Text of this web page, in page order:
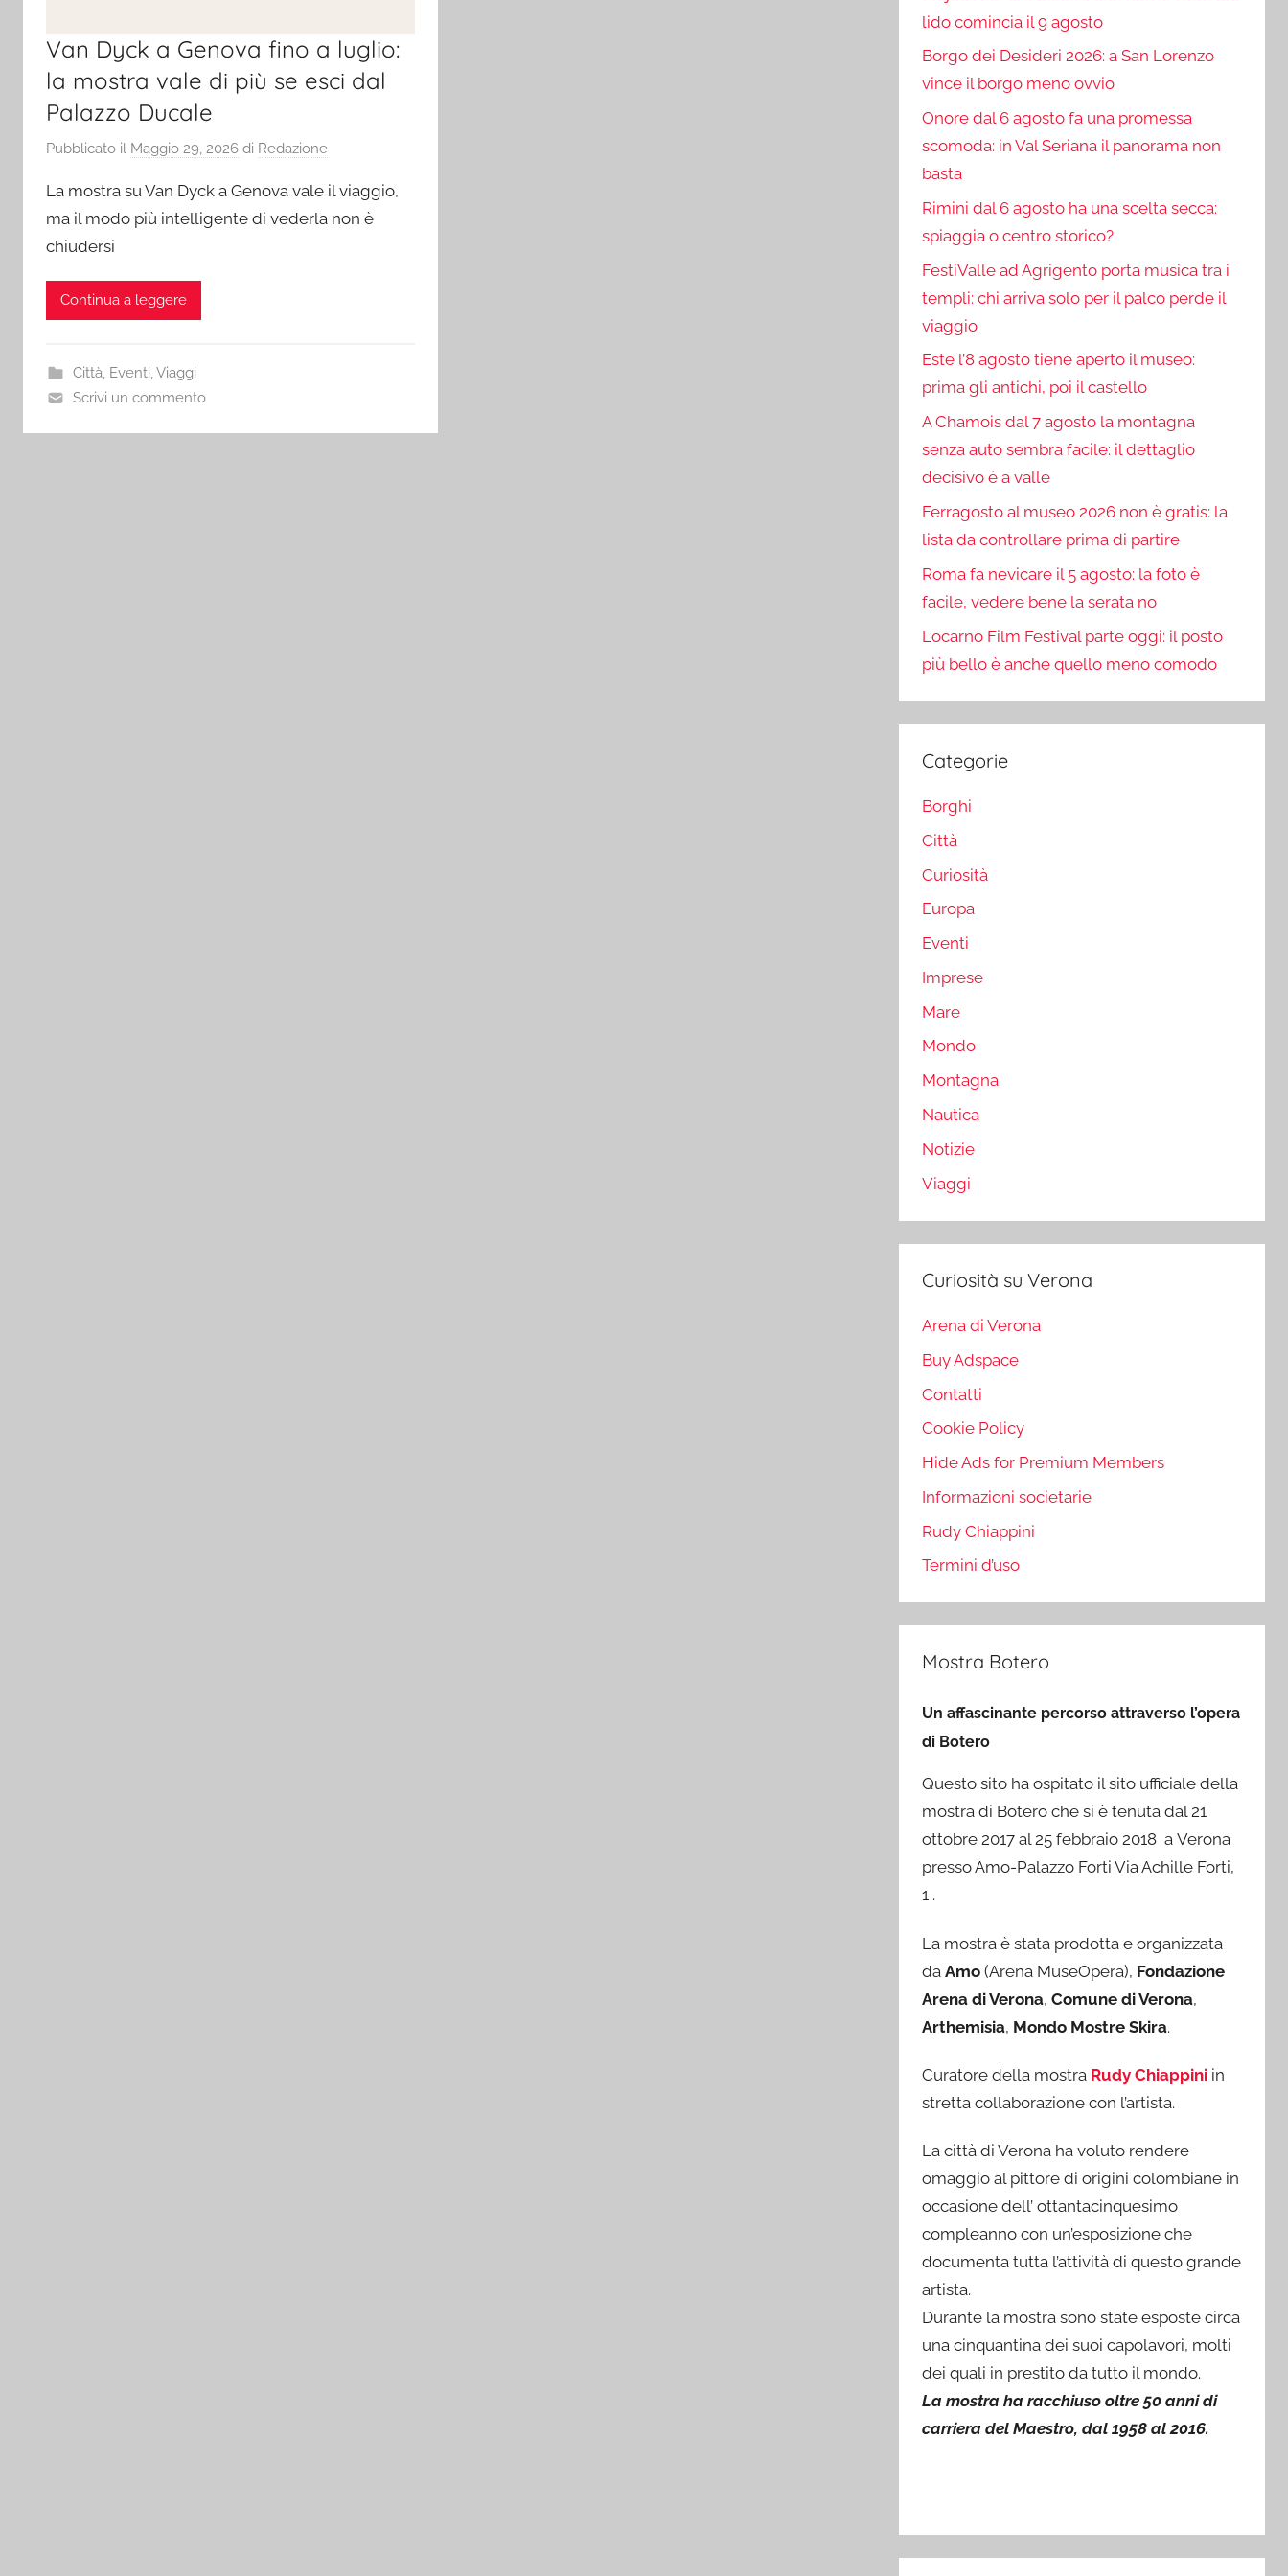
Van Dyck a Genova fino a luglio:
la mostra vale di più se esci dal
Palazzo Ducale
Pubblicato il Maggio 29, 2026 di Redazione
La mostra su Van Dyck a Genova vale il viaggio,
ma il modo più intelligente di vederla non è
chiudersi
Continua a leggere
Città, Eventi,Viaggi
Scrivi un commento
lido comincia il 9 agosto
Borgo dei Desideri 2026: a San Lorenzo
vince il borgo meno ovvio
Onore dal 6 agosto fa una promessa
scomoda: in Val Seriana il panorama non
basta
Rimini dal 6 agosto ha una scelta secca:
spiaggia o centro storico?
FestiValle ad Agrigento porta musica tra i
templi: chi arriva solo per il palco perde il
viaggio
Este l’8 agosto tiene aperto il museo:
prima gli antichi, poi il castello
A Chamois dal 7 agosto la montagna
senza auto sembra facile: il dettaglio
decisivo è a valle
Ferragosto al museo 2026 non è gratis: la
lista da controllare prima di partire
Roma fa nevicare il 5 agosto: la foto è
facile, vedere bene la serata no
Locarno Film Festival parte oggi: il posto
più bello è anche quello meno comodo
Categorie
Borghi
Città
Curiosità
Europa
Eventi
Imprese
Mare
Mondo
Montagna
Nautica
Notizie
Viaggi
Curiosità su Verona
Arena di Verona
Buy Adspace
Contatti
Cookie Policy
Hide Ads for Premium Members
Informazioni societarie
Rudy Chiappini
Termini d’uso
Mostra Botero
Un affascinante percorso attraverso l’opera
di Botero
Questo sito ha ospitato il sito ufficiale della
mostra di Botero che si è tenuta dal 21
ottobre 2017 al 25 febbraio 2018 a Verona
presso Amo-Palazzo Forti Via Achille Forti,
1 .
La mostra è stata prodotta e organizzata
daAmo (Arena MuseOpera), Fondazione
Arena di Verona,Comune di Verona,
Arthemisia, Mondo Mostre Skira.
Curatore della mostra Rudy Chiappini in
stretta collaborazione con l’artista.
La città di Verona ha voluto rendere
omaggio al pittore di origini colombiane in
occasione dell’ ottantacinquesimo
compleanno con un’esposizione che
documenta tutta l’attività di questo grande
artista.
Durante la mostra sono state esposte circa
una cinquantina dei suoi capolavori, molti
dei quali in prestito da tutto il mondo.
La mostra ha racchiuso oltre 50 anni di
carriera del Maestro, dal 1958 al 2016.